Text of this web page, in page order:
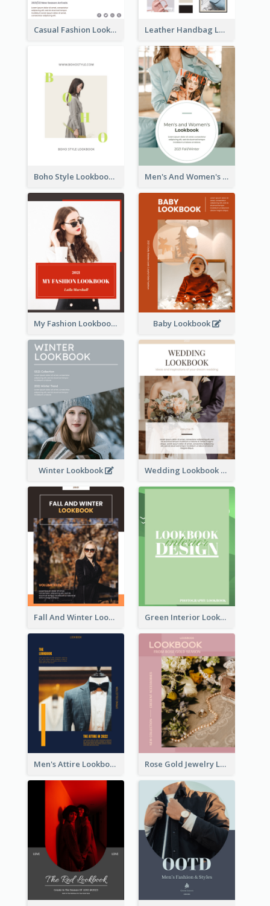
Casual Fashion Lookbook Leather Handbag Lookbook
Boho Style Lookbook Men's And Women's Lookbook
My Fashion Lookbook Baby Lookbook
Winter Lookbook Wedding Lookbook
Fall And Winter Lookbook Green Interior Lookbook
Men's Attire Lookbook Rose Gold Jewelry Lookbook